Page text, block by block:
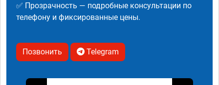
✅ Прозрачность — подробные консультации по
телефону и фиксированные цены.
Позвонить Telegram